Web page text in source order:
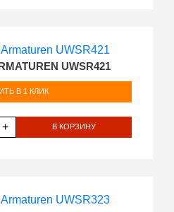
UWSR421
В 1 КЛИК
+ В КОРЗИНУ